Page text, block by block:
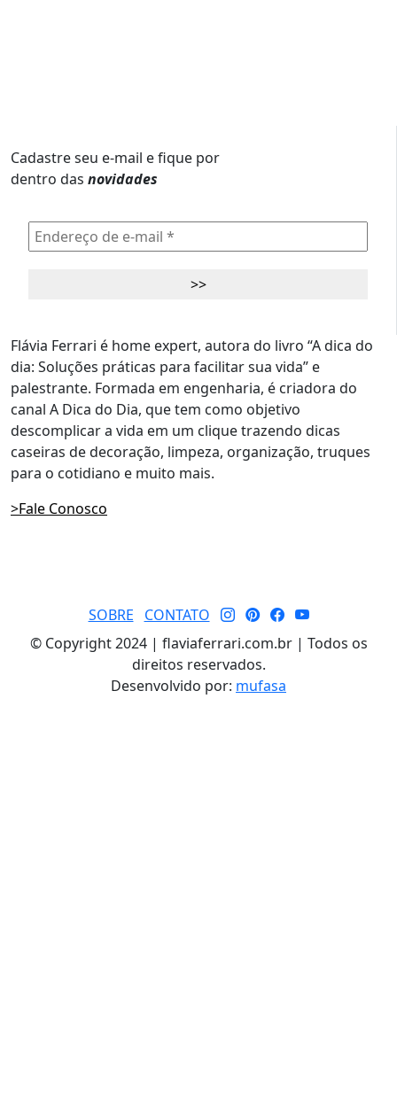
Cadastre seu e-mail e fique por
dentro das novidades
Flávia Ferrari é home expert, autora do livro “A dica do
dia: Soluções práticas para facilitar sua vida” e
palestrante. Formada em engenharia, é criadora do
canal A Dica do Dia, que tem como objetivo
descomplicar a vida em um clique trazendo dicas
caseiras de decoração, limpeza, organização, truques
para o cotidiano e muito mais.
>Fale Conosco
SOBRE
CONTATO
© Copyright 2024 | flaviaferrari.com.br | Todos os
direitos reservados.
Desenvolvido por: mufasa